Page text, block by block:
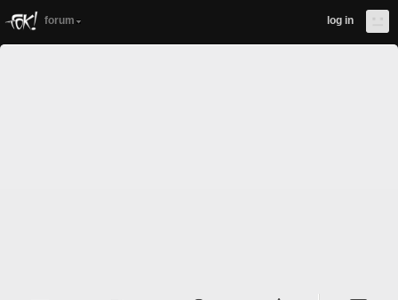
forum log in